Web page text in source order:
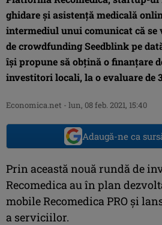
ghidare și asistență medicală
intermediul unui comunicat că
de crowdfunding Seedblink pe
își propune să obțină o finanțare
investitori locali, la o evaluare de
Economica.net - lun, 08 feb. 2021, 15:40
Adaugă-ne ca
Prin această nouă rundă de
Recomedica au în plan
mobile Recomedica PRO și
a serviciilor.